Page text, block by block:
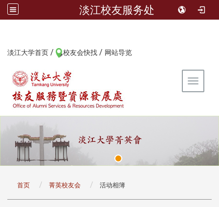
淡江校友服务处
淡江大学首页 / 校友会快找 / 网站导览
Toggle
首页 菁英校友会 活动相簿